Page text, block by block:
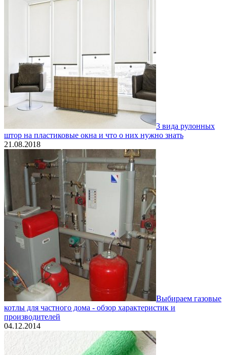
3 вида рулонных
штор на пластиковые окна и что о них нужно знать
21.08.2018
Выбираем газовые
котлы для частного дома - обзор характеристик и
производителей
04.12.2014